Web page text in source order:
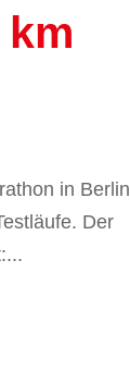
in Berlin
Der